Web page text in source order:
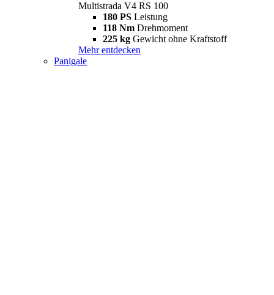
Multistrada V4 RS 100
180 PS Leistung
118 Nm Drehmoment
225 kg Gewicht ohne Kraftstoff
Mehr entdecken
Panigale